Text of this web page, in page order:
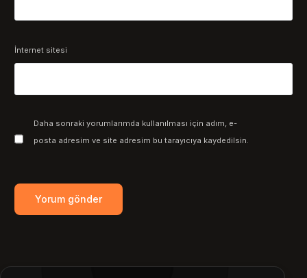
İnternet sitesi
Daha sonraki yorumlarımda kullanılması için adım, e-
posta adresim ve site adresim bu tarayıcıya kaydedilsin.